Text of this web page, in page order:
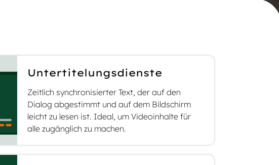
Untertitelungsdienste
Zeitlich synchronisierter Text, der auf den
Dialog abgestimmt und auf dem Bildschirm
leicht zu lesen ist. Ideal, um Videoinhalte für
alle zugänglich zu machen.